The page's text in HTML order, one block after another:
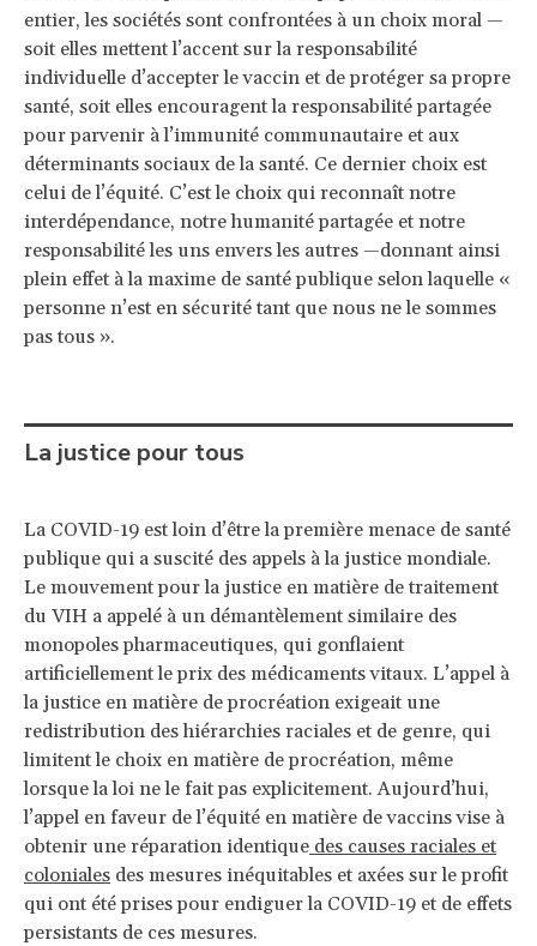
entier, les sociétés sont confrontées à un choix moral —
soit elles mettent l’accent sur la responsabilité
individuelle d’accepter le vaccin et de protéger sa propre
santé, soit elles encouragent la responsabilité partagée
pour parvenir à l’immunité communautaire et aux
déterminants sociaux de la santé. Ce dernier choix est
celui de l’équité. C’est le choix qui reconnaît notre
interdépendance, notre humanité partagée et notre
responsabilité les uns envers les autres —donnant ainsi
plein effet à la maxime de santé publique selon laquelle «
personne n’est en sécurité tant que nous ne le sommes
pas tous ».
La justice pour tous
La COVID-19 est loin d’être la première menace de santé
publique qui a suscité des appels à la justice mondiale.
Le mouvement pour la justice en matière de traitement
du VIH a appelé à un démantèlement similaire des
monopoles pharmaceutiques, qui gonflaient
artificiellement le prix des médicaments vitaux. L’appel à
la justice en matière de procréation exigeait une
redistribution des hiérarchies raciales et de genre, qui
limitent le choix en matière de procréation, même
lorsque la loi ne le fait pas explicitement. Aujourd’hui,
l’appel en faveur de l’équité en matière de vaccins vise à
obtenir une réparation identique des causes raciales et
coloniales des mesures inéquitables et axées sur le profit
qui ont été prises pour endiguer la COVID-19 et de effets
persistants de ces mesures.